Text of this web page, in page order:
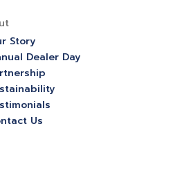
Story
Dealer Day
Us